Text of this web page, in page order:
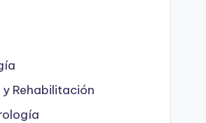
Rehabilitación